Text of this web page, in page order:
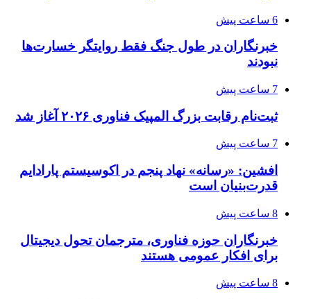
6 ساعت پیش
خبرنگاران در طول جنگ فقط روایتگر خسارت‌ها
نبودند
7 ساعت پیش
ثبت‌نام رقابت بزرگ المپیک فناوری ۲۰۲۶ آغاز شد
7 ساعت پیش
افشین: «رسانه» نهاد پنجم در اکوسیستم پارادایم
قدرت‌بنیان است
8 ساعت پیش
خبرنگاران حوزه فناوری، مترجمان تحول دیجیتال
برای افکار عمومی هستند
8 ساعت پیش